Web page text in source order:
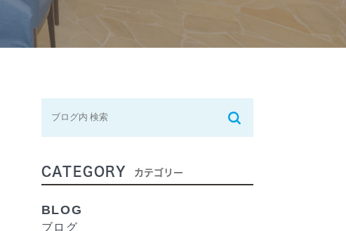
CATEGORY カテゴリー
BLOG
ブログ